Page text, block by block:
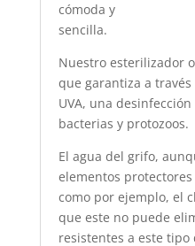
cómoda y
sencilla.
Nuestro esterilizador
que garantiza a través
UVA, una
bacterias y protozoos.
El agua del grifo,
elementos
como por ejemplo, el
que este no puede
resistentes a este